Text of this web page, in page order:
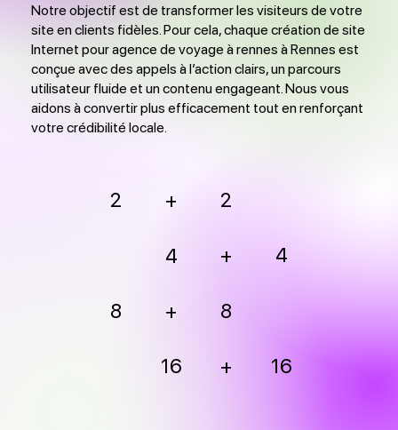
Notre objectif est de transformer les visiteurs de votre
site en clients fidèles. Pour cela, chaque création de site
Internet pour agence de voyage à rennes à Rennes est
conçue avec des appels à l’action clairs, un parcours
utilisateur fluide et un contenu engageant. Nous vous
aidons à convertir plus efficacement tout en renforçant
votre crédibilité locale.
2 + 2
4 + 4
8 + 8
16 + 16